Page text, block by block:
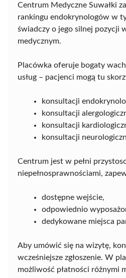
Centrum Medyczne Suwałki
rankingu endokrynologów w
świadczy o jego silnej pozycji
medycznym.
Placówka oferuje bogaty
usług – pacjenci mogą tu
konsultacji
konsultacji
konsultacji
konsultacji
Centrum jest w pełni
niepełnosprawnościami,
dostępne wejście,
odpowiednio
dedykowane miejsca
Aby umówić się na wizytę,
wcześniejsze zgłoszenie. W
możliwość płatności różnymi